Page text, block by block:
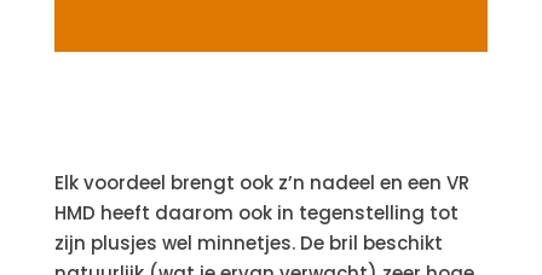
Elk voordeel brengt ook z’n nadeel en een VR
HMD heeft daarom ook in tegenstelling tot
zijn plusjes wel minnetjes. De bril beschikt